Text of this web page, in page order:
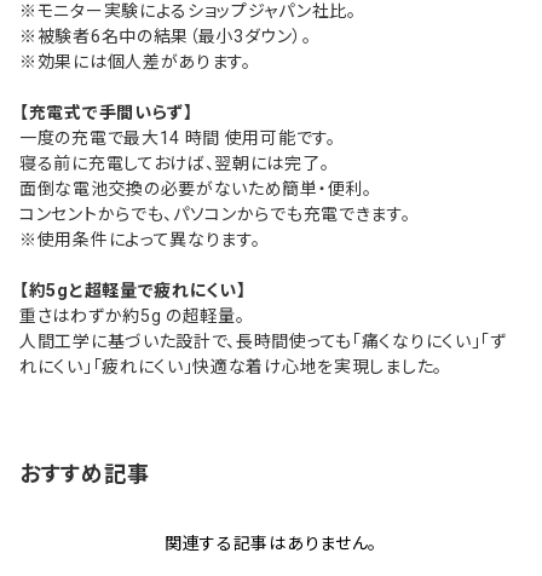
※モニター実験によるショップジャパン社比。
※被験者6名中の結果（最小3ダウン）。
※効果には個人差があります。
【充電式で手間いらず】
一度の充電で最大14 時間 使用可能です。
寝る前に充電しておけば、翌朝には完了。
面倒な電池交換の必要がないため簡単・便利。
コンセントからでも、パソコンからでも充電できます。
※使用条件によって異なります。
【約5gと超軽量で疲れにくい】
重さはわずか約5g の超軽量。
人間工学に基づいた設計で、長時間使っても「痛くなりにくい」「ず
れにくい」「疲れにくい」快適な着け心地を実現しました。
おすすめ記事
関連する記事はありません。